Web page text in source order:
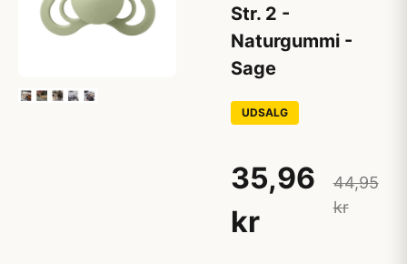
Str. 2 -
Naturgummi -
Sage
UDSALG
35,96
kr
44,95
kr